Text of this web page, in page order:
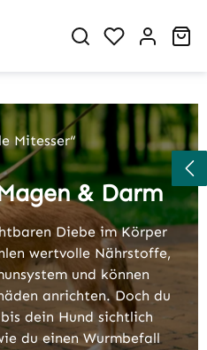
Du hast 0
Mitesser“
& Darm
Diebe im Körper
wertvolle Nährstoffe,
und können
anrichten. Doch du
dein Hund sichtlich
du einen Wurmbefall